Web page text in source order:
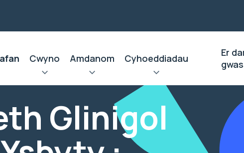
Cwyno Amdanom Cyhoeddiadau
Er
Glinigol